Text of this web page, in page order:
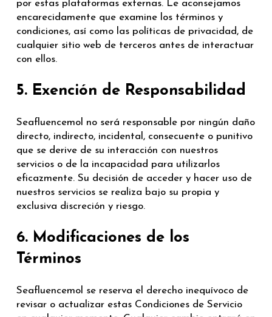
por estas plataformas externas. Le aconsejamos
encarecidamente que examine los términos y
condiciones, así como las políticas de privacidad, de
cualquier sitio web de terceros antes de interactuar
con ellos.
5. Exención de Responsabilidad
Seafluencemol no será responsable por ningún daño
directo, indirecto, incidental, consecuente o punitivo
que se derive de su interacción con nuestros
servicios o de la incapacidad para utilizarlos
eficazmente. Su decisión de acceder y hacer uso de
nuestros servicios se realiza bajo su propia y
exclusiva discreción y riesgo.
6. Modificaciones de los
Términos
Seafluencemol se reserva el derecho inequívoco de
revisar o actualizar estas Condiciones de Servicio